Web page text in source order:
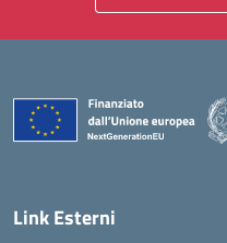
Link Esterni